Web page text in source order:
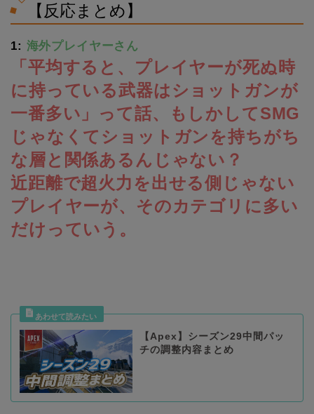
【反応まとめ】
1: 海外プレイヤーさん
「平均すると、プレイヤーが死ぬ時
に持っている武器はショットガンが
一番多い」って話、もしかしてSMG
じゃなくてショットガンを持ちがち
な層と関係あるんじゃない？
近距離で超火力を出せる側じゃない
プレイヤーが、そのカテゴリに多い
だけっていう。
【Apex】シーズン29中間パッ
チの調整内容まとめ